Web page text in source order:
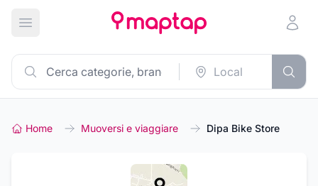
Apri menu principale
Home Muoversi e viaggiare Dipa Bike Store